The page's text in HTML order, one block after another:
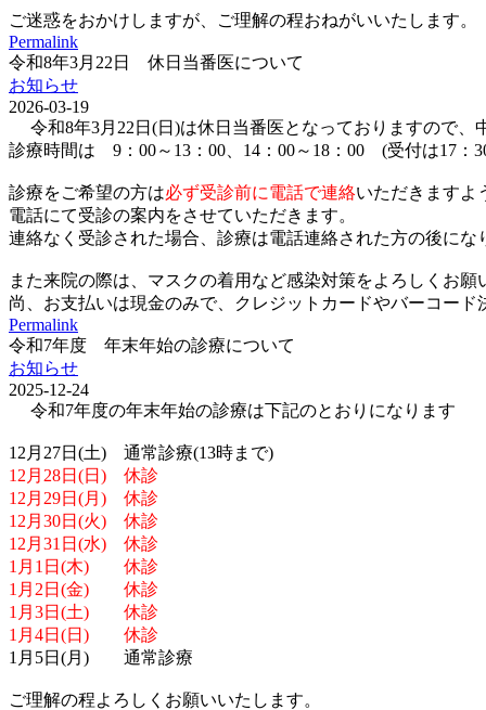
ご迷惑をおかけしますが、ご理解の程おねがいいたします。
Permalink
令和8年3月22日 休日当番医について
お知らせ
2026-03-19
令和8年3月22日(日)は休日当番医となっておりますので、
診療時間は 9：00～13：00、14：00～18：00 (受付は17
診療をご希望の方は必ず受診前に電話で連絡いただきますよ
電話にて受診の案内をさせていただきます。
連絡なく受診された場合、診療は電話連絡された方の後に
また来院の際は、マスクの着用など感染対策をよろしくお願
尚、お支払いは現金のみで、クレジットカードやバーコード
Permalink
令和7年度 年末年始の診療について
お知らせ
2025-12-24
令和7年度の年末年始の診療は下記のとおりになります
12月27日(土) 通常診療(13時まで)
12月28日(日) 休診
12月29日(月) 休診
12月30日(火) 休診
12月31日(水) 休診
1月1日(木) 休診
1月2日(金) 休診
1月3日(土) 休診
1月4日(日) 休診
1月5日(月) 通常診療
ご理解の程よろしくお願いいたします。